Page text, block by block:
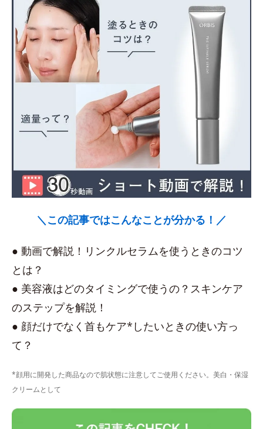
＼この記事ではこんなことが分かる！／
● 動画で解説！リンクルセラムを使うときのコツ
とは？
● 美容液はどのタイミングで使うの？スキンケア
のステップを解説！
● 顔だけでなく首もケア*したいときの使い方っ
て？
*顔用に開発した商品なので肌状態に注意してご使用ください。美白・保湿
クリームとして